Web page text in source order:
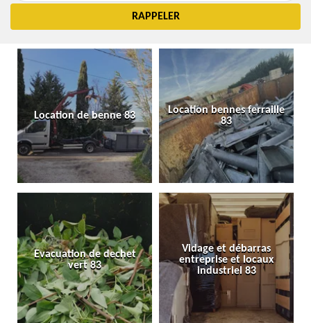
Location de benne 83
Location bennes ferraille
83
Evacuation de dechet
vert 83
Vidage et débarras
entreprise et locaux
industriel 83